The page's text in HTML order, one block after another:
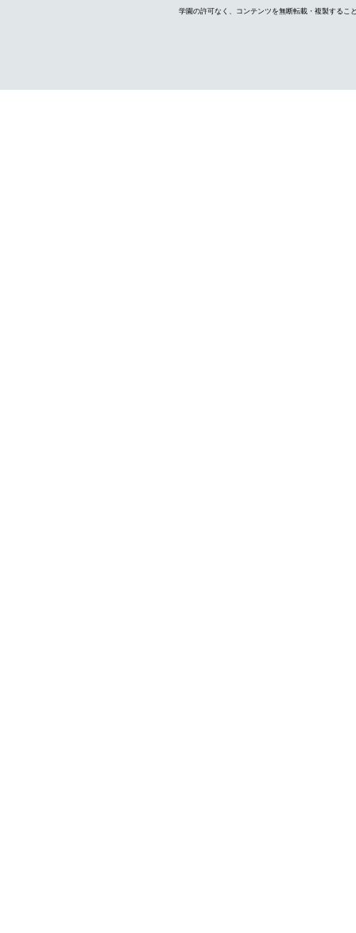
学園の許可なく、コンテンツを無断転載・複製するこ